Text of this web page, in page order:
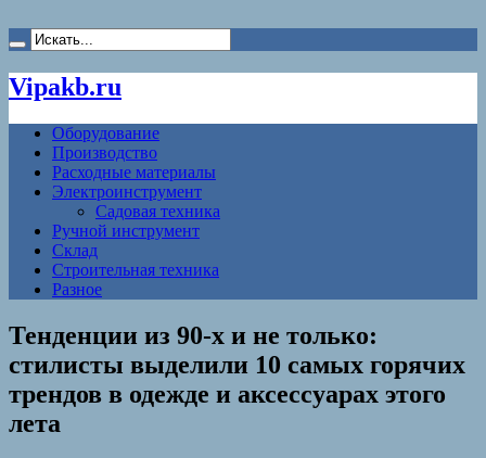
Vipakb.ru
Оборудование
Производство
Расходные материалы
Электроинструмент
Садовая техника
Ручной инструмент
Склад
Строительная техника
Разное
Тенденции из 90-х и не только:
стилисты выделили 10 самых горячих
трендов в одежде и аксессуарах этого
лета